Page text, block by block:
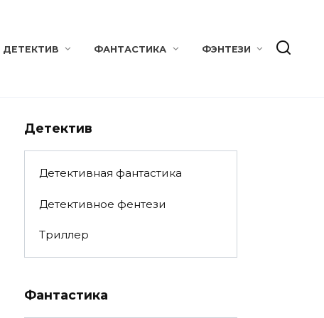
ДЕТЕКТИВ ФАНТАСТИКА ФЭНТЕЗИ
Детектив
Детективная фантастика
Детективное фентези
Триллер
Фантастика